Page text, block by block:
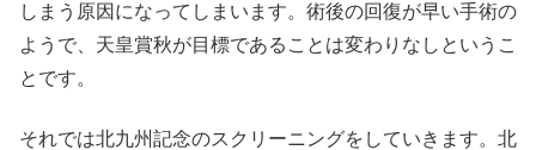
しまう原因になってしまいます。術後の回復が早い手術の
ようで、天皇賞秋が目標であることは変わりなしというこ
とです。
それでは北九州記念のスクリーニングをしていきます。北